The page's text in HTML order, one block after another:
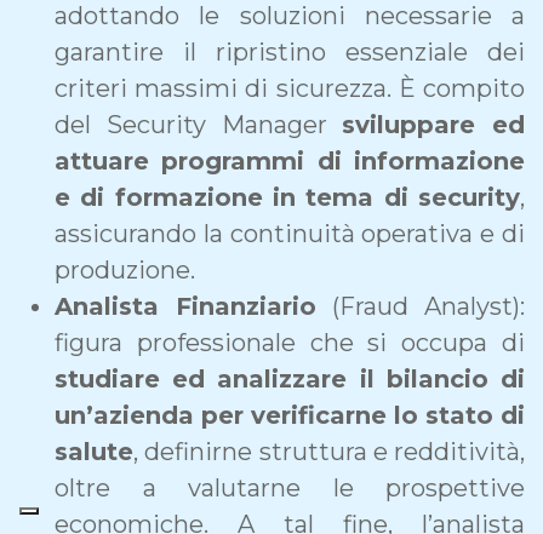
adottando le soluzioni necessarie a
garantire il ripristino essenziale dei
criteri massimi di sicurezza. È compito
del Security Manager sviluppare ed
attuare programmi di informazione
e di formazione in tema di security,
assicurando la continuità operativa e di
produzione.
Analista Finanziario (Fraud Analyst):
figura professionale che si occupa di
studiare ed analizzare il bilancio di
un’azienda per verificarne lo stato di
salute, definirne struttura e redditività,
oltre a valutarne le prospettive
economiche. A tal fine, l’analista